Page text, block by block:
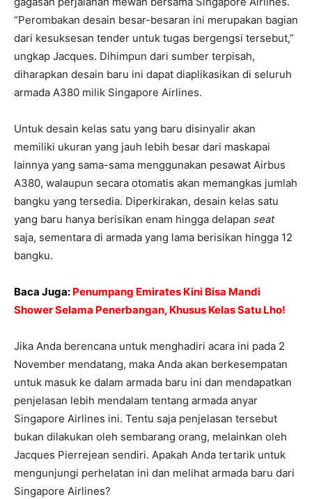
“Perombakan desain besar-besaran ini merupakan bagian
dari kesuksesan tender untuk tugas bergengsi tersebut,”
ungkap Jacques. Dihimpun dari sumber terpisah,
diharapkan desain baru ini dapat diaplikasikan di seluruh
armada A380 milik Singapore Airlines.
Untuk desain kelas satu yang baru disinyalir akan
memiliki ukuran yang jauh lebih besar dari maskapai
lainnya yang sama-sama menggunakan pesawat Airbus
A380, walaupun secara otomatis akan memangkas jumlah
bangku yang tersedia. Diperkirakan, desain kelas satu
yang baru hanya berisikan enam hingga delapan seat
saja, sementara di armada yang lama berisikan hingga 12
bangku.
Baca Juga: Penumpang Emirates Kini Bisa Mandi
Shower Selama Penerbangan, Khusus Kelas Satu Lho!
Jika Anda berencana untuk menghadiri acara ini pada 2
November mendatang, maka Anda akan berkesempatan
untuk masuk ke dalam armada baru ini dan mendapatkan
penjelasan lebih mendalam tentang armada anyar
Singapore Airlines ini. Tentu saja penjelasan tersebut
bukan dilakukan oleh sembarang orang, melainkan oleh
Jacques Pierrejean sendiri. Apakah Anda tertarik untuk
mengunjungi perhelatan ini dan melihat armada baru dari
Singapore Airlines?